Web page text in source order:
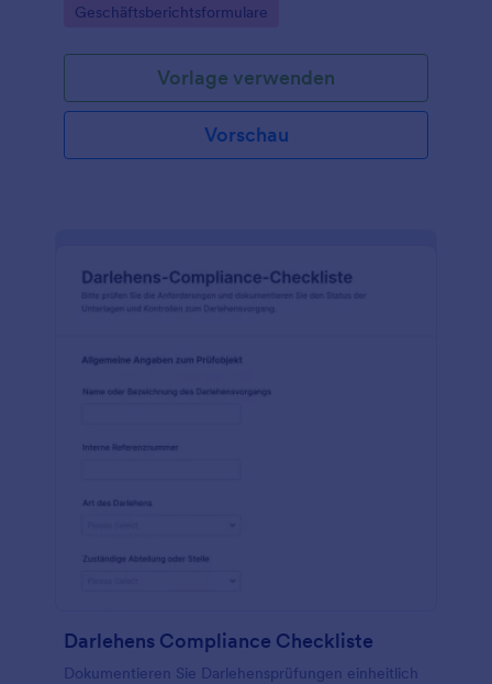
reibungslose interne Freigabe in Teams und
Go to Category:
Geschäftsberichtsformulare
Vorlage verwenden
Vorschau
Darlehens Compliance Checkliste
Dokumentieren Sie Darlehensprüfungen einheitlich